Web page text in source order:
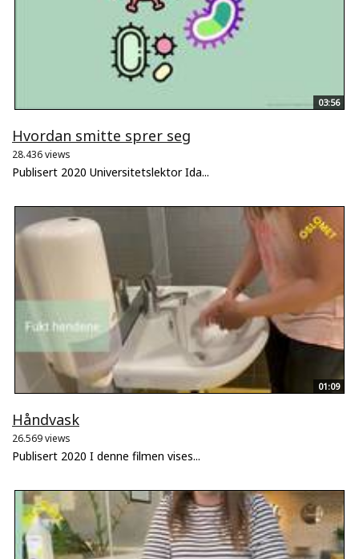
03:56
Hvordan smitte sprer seg
28.436 views
Publisert 2020 Universitetslektor Ida...
01:09
Håndvask
26.569 views
Publisert 2020 I denne filmen vises...